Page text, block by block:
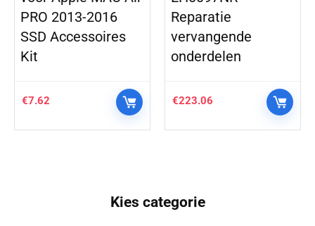
PRO 2013-2016
SSD Accessoires
Kit
€7.62
Reparatie
vervangende
onderdelen
€223.06
Kies categorie